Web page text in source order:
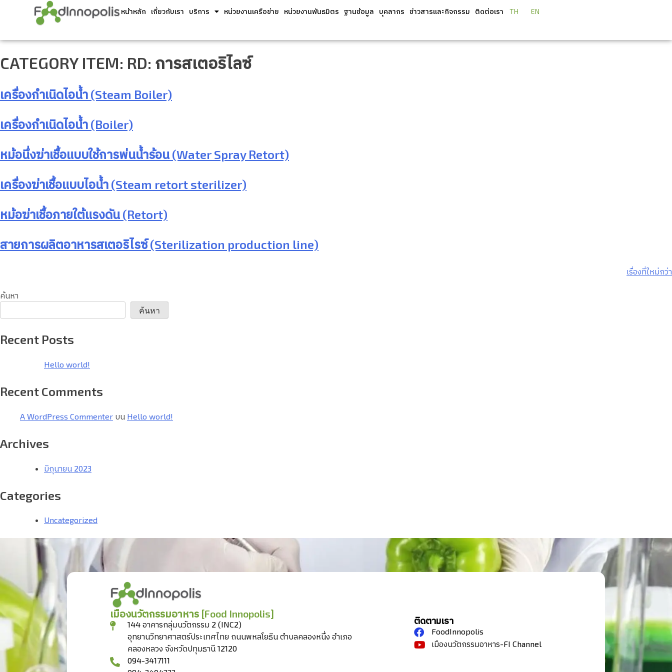
หน้าหลัก เกี่ยวกับเรา บริการ หน่วยงานเครือข่าย หน่วยงานพันธมิตร ฐานข้อมูล บุคลากร ข่าวสารและกิจกรรม ติดต่อเรา TH EN
CATEGORY ITEM: RD: การสเตอริไลซ์
เครื่องกำเนิดไอน้ำ (Steam Boiler)
เครื่องกำเนิดไอน้ำ (Boiler)
หม้อนึ่งฆ่าเชื้อแบบใช้การพ่นน้ำร้อน (Water Spray Retort)
เครื่องฆ่าเชื้อแบบไอน้ำ (Steam retort sterilizer)
หม้อฆ่าเชื้อภายใต้แรงดัน (Retort)
สายการผลิตอาหารสเตอริไรซ์ (Sterilization production line)
เรื่องที่ใหม่กว่า
ค้นหา
ค้นหา
Recent Posts
Hello world!
Recent Comments
A WordPress Commenter บน Hello world!
Archives
มิถุนายน 2023
Categories
Uncategorized
เมืองนวัตกรรมอาหาร [Food Innopolis]
144 อาคารกลุ่มนวัตกรรม 2 (INC2)
อุทยานวิทยาศาสตร์ประเทศไทย ถนนพหลโยธิน ตำบลคลองหนึ่ง อำเภอ
คลองหลวง จังหวัดปทุมธานี 12120
094-3417111
ติดตามเรา
FoodInnopolis
เมืองนวัตกรรมอาหาร-FI Channel